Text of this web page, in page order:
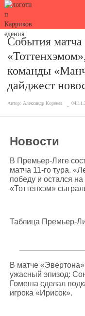
События
команды
дайджест
Автор: Александр Коренев
Новости
В Премьер-Лиге
матча 11-го тура.
победу и остался
«Тоттенхэм»
Таблица Премьер-
В матче
ужасный эпизод:
Гомеша сделал
игрока «Ирисок».